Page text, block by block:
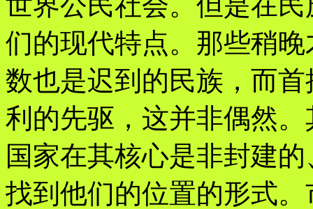
们的现代特点。那些稍
数也是迟到的民族，而
利的先驱，这并非偶然
国家在其核心是非封建
找到他们的位置的形式